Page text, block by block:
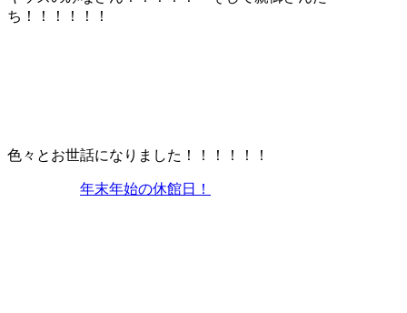
ち！！！！！！
色々とお世話になりました！！！！！！
年末年始の休館日！